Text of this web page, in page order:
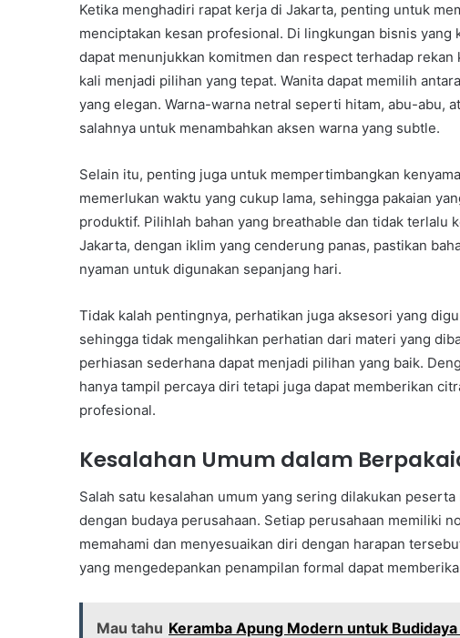
Ketika menghadiri rapat kerja di Jakarta, penting untuk
menciptakan kesan profesional. Di lingkungan bisnis
dapat menunjukkan komitmen dan respect terhadap
kali menjadi pilihan yang tepat. Wanita dapat memilih
yang elegan. Warna-warna netral seperti hitam, abu-abu,
salahnya untuk menambahkan aksen warna yang subtle.
Selain itu, penting juga untuk mempertimbangkan
memerlukan waktu yang cukup lama, sehingga pakaian
produktif. Pilihlah bahan yang breathable dan tidak terlalu
Jakarta, dengan iklim yang cenderung panas, pastikan
nyaman untuk digunakan sepanjang hari.
Tidak kalah pentingnya, perhatikan juga aksesori yang
sehingga tidak mengalihkan perhatian dari materi yang
perhiasan sederhana dapat menjadi pilihan yang baik.
hanya tampil percaya diri tetapi juga dapat memberikan
profesional.
Kesalahan Umum dalam
Salah satu kesalahan umum yang sering dilakukan
dengan budaya perusahaan. Setiap perusahaan memiliki
memahami dan menyesuaikan diri dengan harapan
yang mengedepankan penampilan formal dapat
Mau tahu Keramba Apung Modern untuk